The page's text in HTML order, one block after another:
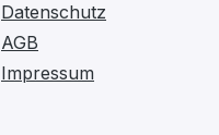
Datenschutz
AGB
Impressum